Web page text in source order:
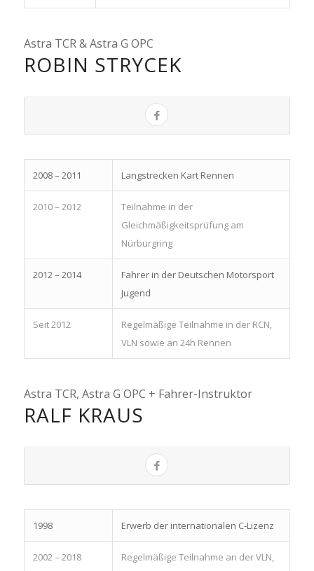
Astra TCR & Astra G OPC
ROBIN STRYCEK
2008 – 2011 Langstrecken Kart Rennen
2010 – 2012
Teilnahme in der
Gleichmäßigkeitsprüfung am
Nürburgring
2012 – 2014
Fahrer in der Deutschen Motorsport
Jugend
Seit 2012
Regelmäßige Teilnahme in der RCN,
VLN sowie an 24h Rennen
Astra TCR, Astra G OPC + Fahrer-Instruktor
RALF KRAUS
1998 Erwerb der internationalen C-Lizenz
2002 – 2018
Regelmäßige Teilnahme an der VLN,